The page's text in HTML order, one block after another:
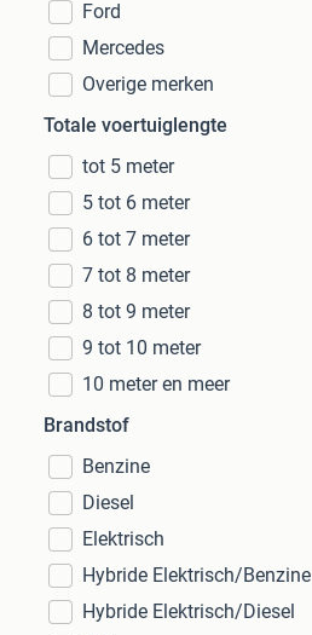
Ford
Mercedes
Overige merken
Totale voertuiglengte
tot 5 meter
5 tot 6 meter
6 tot 7 meter
7 tot 8 meter
8 tot 9 meter
9 tot 10 meter
10 meter en meer
Brandstof
Benzine
Diesel
Elektrisch
Hybride Elektrisch/Benzine
Hybride Elektrisch/Diesel